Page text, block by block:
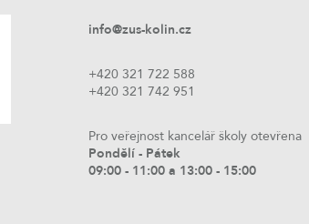
info@zus-kolin.cz
+420 321 722 588
+420 321 742 951
Pro veřejnost kancelář školy otevřena
Pondělí - Pátek
09:00 - 11:00 a 13:00 - 15:00